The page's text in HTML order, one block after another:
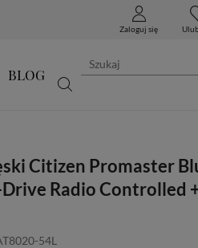
Zaloguj się
BLOG
Citizen Promaster
Radio Controlled
54L